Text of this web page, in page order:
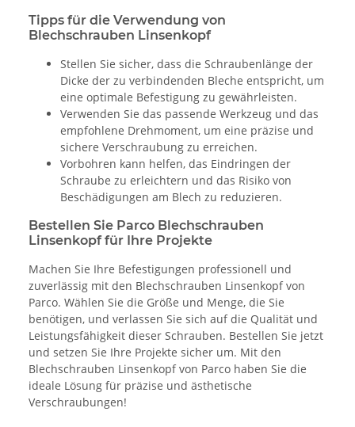
Tipps für die Verwendung von
Blechschrauben Linsenkopf
Stellen Sie sicher, dass die Schraubenlänge der
Dicke der zu verbindenden Bleche entspricht, um
eine optimale Befestigung zu gewährleisten.
Verwenden Sie das passende Werkzeug und das
empfohlene Drehmoment, um eine präzise und
sichere Verschraubung zu erreichen.
Vorbohren kann helfen, das Eindringen der
Schraube zu erleichtern und das Risiko von
Beschädigungen am Blech zu reduzieren.
Bestellen Sie Parco Blechschrauben
Linsenkopf für Ihre Projekte
Machen Sie Ihre Befestigungen professionell und
zuverlässig mit den Blechschrauben Linsenkopf von
Parco. Wählen Sie die Größe und Menge, die Sie
benötigen, und verlassen Sie sich auf die Qualität und
Leistungsfähigkeit dieser Schrauben. Bestellen Sie jetzt
und setzen Sie Ihre Projekte sicher um. Mit den
Blechschrauben Linsenkopf von Parco haben Sie die
ideale Lösung für präzise und ästhetische
Verschraubungen!